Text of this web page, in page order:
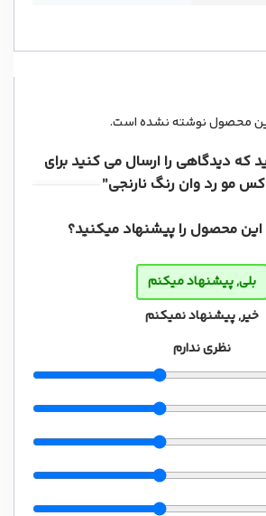
محصول نوشته نشده است.
که دیدگاهی را ارسال می کنید برای
مو رد وان رنگ نارنجی”
این محصول را پیشنهاد میکنید؟
بلی, پیشنهاد میکنم
خیر, پیشنهاد نمیکنم
نظری ندارم